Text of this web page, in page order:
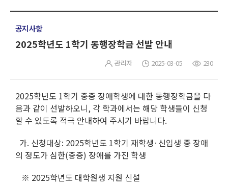
공지사항
2025학년도 1학기 동행장학금 선발 안내
관리자 2025-03-05 230
2025학년도 1학기 중증 장애학생에 대한 동행장학금을 다
음과 같이 선발하오니, 각 학과에서는 해당 학생들이 신청
할 수 있도록 적극 안내하여 주시기 바랍니다.
가. 신청대상: 2025학년도 1학기 재학생·신입생 중 장애
의 정도가 심한(중증) 장애를 가진 학생
※ 2025학년도 대학원생 지원 신설